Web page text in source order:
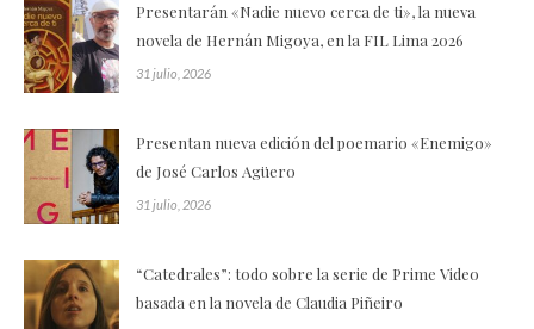
Presentarán «Nadie nuevo cerca de ti», la nueva
novela de Hernán Migoya, en la FIL Lima 2026
31 julio, 2026
Presentan nueva edición del poemario «Enemigo»
de José Carlos Agüero
31 julio, 2026
“Catedrales”: todo sobre la serie de Prime Video
basada en la novela de Claudia Piñeiro